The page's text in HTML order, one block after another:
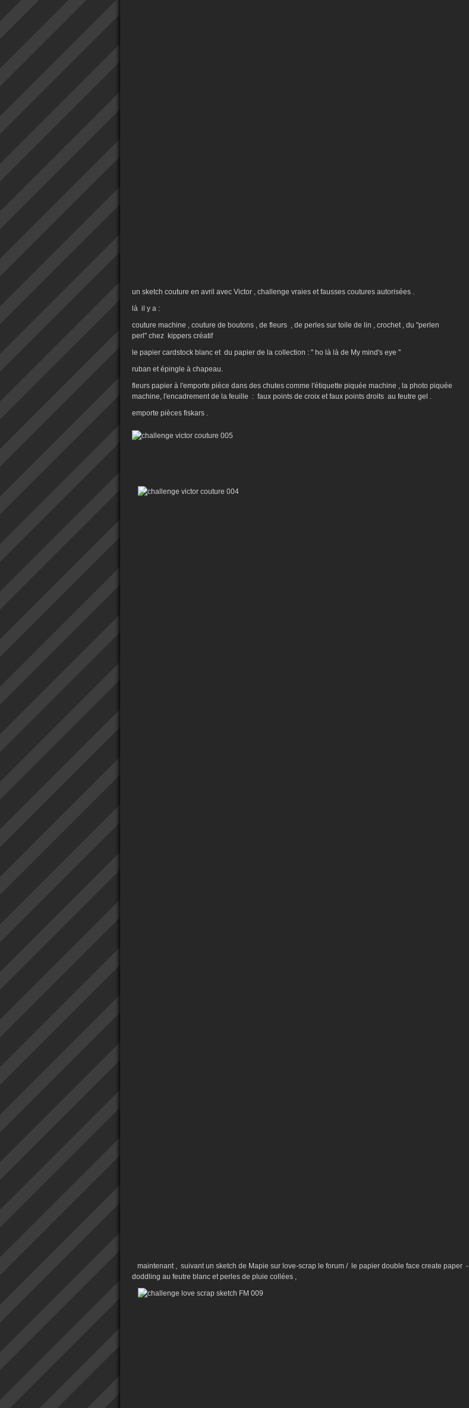
un sketch couture en avril avec Victor , challenge vraies et fausses coutures autorisées .
là il y a :
couture machine , couture de boutons , de fleurs , de perles sur toile de lin , crochet , du ''perlen
perl'' chez kippers créatif
le papier cardstock blanc et du papier de la collection : '' ho là là de My mind's eye ''
ruban et épingle à chapeau.
fleurs papier à l'emporte pièce dans des chutes comme l'étiquette piquée machine , la photo piquée
machine, l'encadrement de la feuille : faux points de croix et faux points droits au feutre gel .
emporte pièces fiskars .
maintenant , suivant un sketch de Mapie sur love-scrap le forum / le papier double face create paper -
doddling au feutre blanc et perles de pluie collées ,